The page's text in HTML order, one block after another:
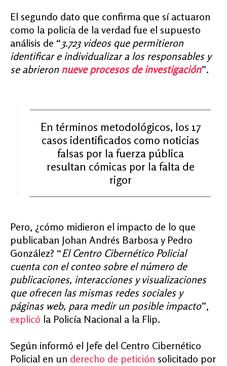
El segundo dato que confirma que sí actuaron
como la policía de la verdad fue el supuesto
análisis de “3.723 videos que permitieron
identificar e individualizar a los responsables y
se abrieron nueve procesos de investigación”.
En términos metodológicos, los 17
casos identificados como noticias
falsas por la fuerza pública
resultan cómicas por la falta de
rigor
Pero, ¿cómo midieron el impacto de lo que
publicaban Johan Andrés Barbosa y Pedro
González? “El Centro Cibernético Policial
cuenta con el conteo sobre el número de
publicaciones, interacciones y visualizaciones
que ofrecen las mismas redes sociales y
páginas web, para medir un posible impacto”,
explicó la Policía Nacional a la Flip.
Según informó el Jefe del Centro Cibernético
Policial en un derecho de petición solicitado por